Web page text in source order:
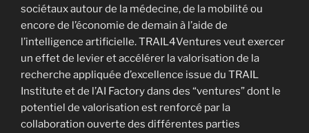
sociétaux autour de la médecine, de la mobilité ou
encore de l’économie de demain à l’aide de
l’intelligence artificielle. TRAIL4Ventures veut exercer
un effet de levier et accélérer la valorisation de la
recherche appliquée d’excellence issue du TRAIL
Institute et de l’AI Factory dans des “ventures” dont le
potentiel de valorisation est renforcé par la
collaboration ouverte des différentes parties